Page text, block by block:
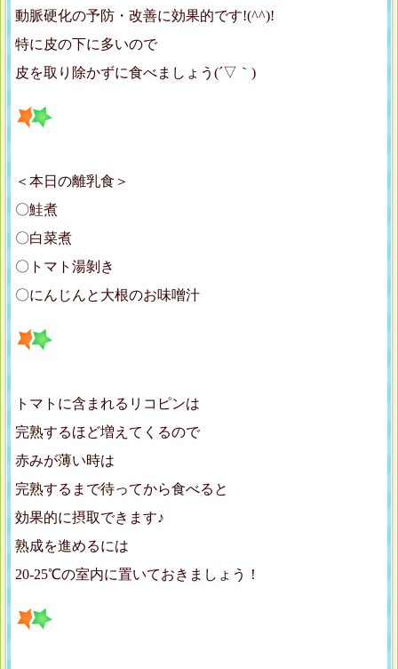
動脈硬化の予防・改善に効果的です!(^^)!
特に皮の下に多いので
皮を取り除かずに食べましょう(´▽｀)
＜本日の離乳食＞
〇鮭煮
〇白菜煮
〇トマト湯剝き
〇にんじんと大根のお味噌汁
トマトに含まれるリコピンは
完熟するほど増えてくるので
赤みが薄い時は
完熟するまで待ってから食べると
効果的に摂取できます♪
熟成を進めるには
20-25℃の室内に置いておきましょう！